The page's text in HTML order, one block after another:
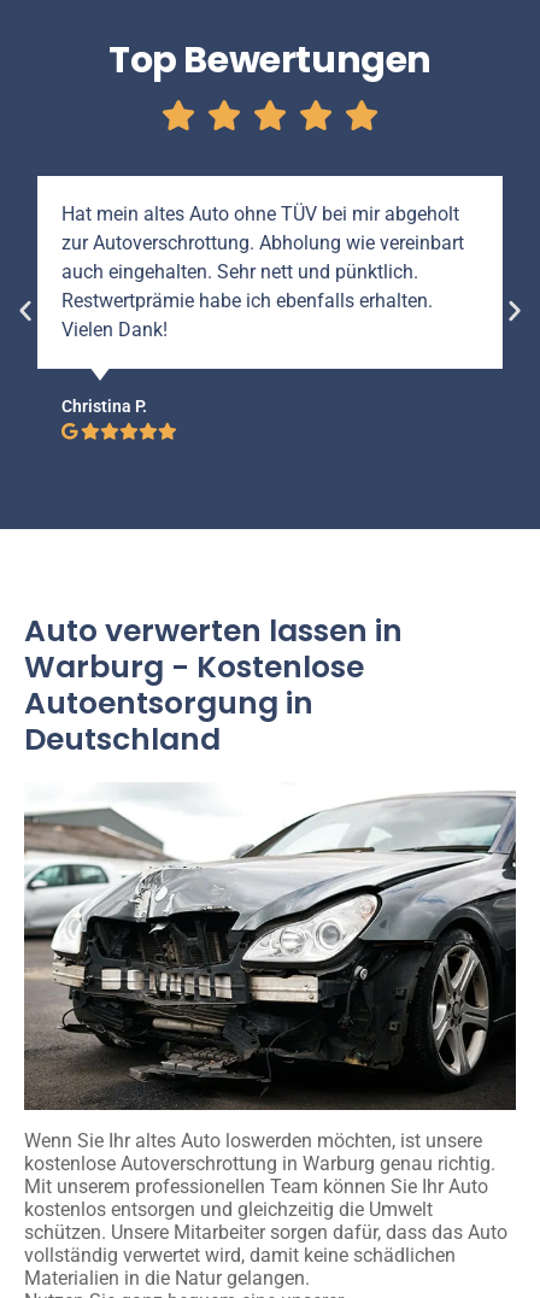
Top Bewertungen
Hat mein altes Auto ohne TÜV bei mir abgeholt
zur Autoverschrottung. Abholung wie vereinbart
auch eingehalten. Sehr nett und pünktlich.
Restwertprämie habe ich ebenfalls erhalten.
Vielen Dank!
Christina P.
Auto verwerten lassen in
Warburg - Kostenlose
Autoentsorgung in
Deutschland
Wenn Sie Ihr altes Auto loswerden möchten, ist unsere
kostenlose Autoverschrottung in Warburg genau richtig.
Mit unserem professionellen Team können Sie Ihr Auto
kostenlos entsorgen und gleichzeitig die Umwelt
schützen. Unsere Mitarbeiter sorgen dafür, dass das Auto
vollständig verwertet wird, damit keine schädlichen
Materialien in die Natur gelangen.